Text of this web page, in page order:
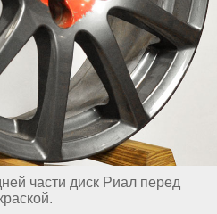
части диск Риал перед